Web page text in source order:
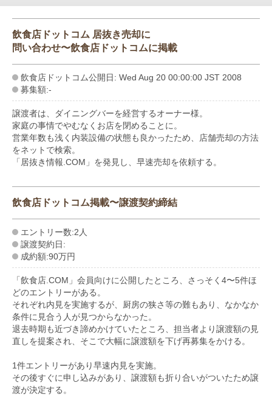
飲食店ドットコム 居抜き売却に
問い合わせ〜飲食店ドットコムに掲載
飲食店ドットコム公開日: Wed Aug 20 00:00:00 JST 2008
募集額:-
譲渡者は、ダイニングバーを経営するオーナー様。
家庭の事情でやむなくお店を閉めることに。
営業年数も浅く内装設備の状態も良かったため、店舗売却の方法
をネットで検索。
「居抜き情報.COM」を発見し、早速売却を依頼する。
飲食店ドットコム掲載〜譲渡契約締結
エントリー数:2人
譲渡契約日:
成約額:90万円
「飲食店.COM」会員向けに公開したところ、さっそく4〜5件ほ
どのエントリーがある。
それぞれ内見を実施するが、厨房の狭さ等の難もあり、なかなか
条件に見合う人が見つからなかった。
退去時期も近づき諦めかけていたところ、担当者より譲渡額の見
直しを提案され、そこで大幅に譲渡額を下げ再募集をかける。
1件エントリーがあり早速内見を実施。
その後すぐに申し込みがあり、譲渡額も折り合いがついたため譲
渡が決定する。